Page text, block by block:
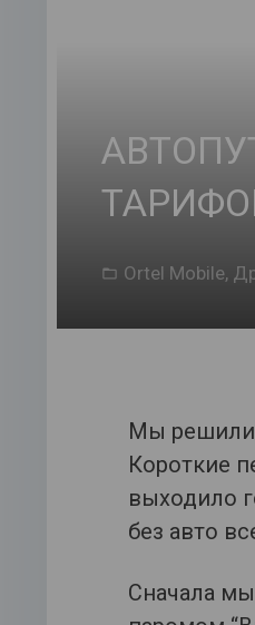
Ortel Mobile,
Мы решили
Короткие
выходило
без авто
Сначала